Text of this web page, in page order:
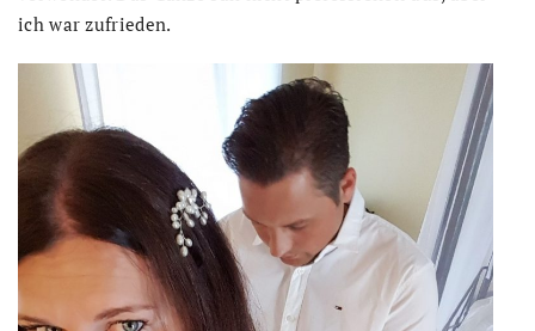
ich war zufrieden.